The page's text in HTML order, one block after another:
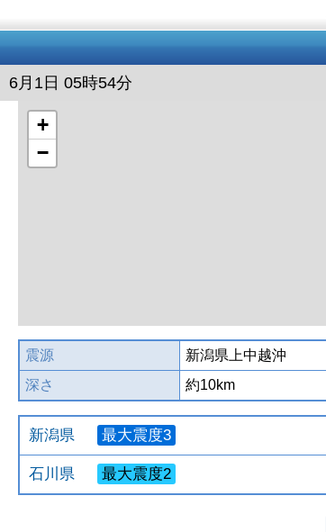
6月1日 05時54分
+
−
震源 新潟県上中越沖
深さ
約10km
新潟県 最大震度3
石川県 最大震度2